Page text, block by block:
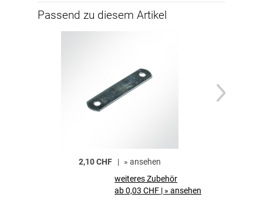
Passend zu diesem Artikel
2,10 CHF | » ansehen
weiteres Zubehör
ab 0,03 CHF | » ansehen